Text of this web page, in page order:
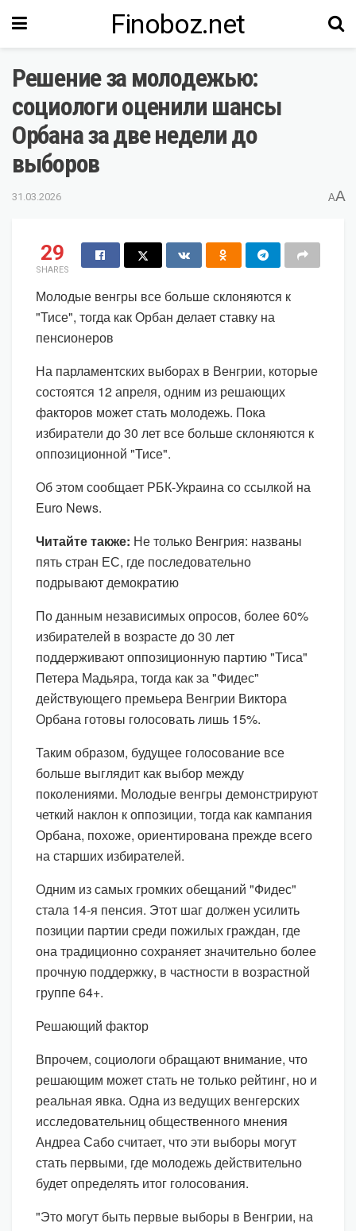
Finoboz.net
Решение за молодежью:
социологи оценили шансы
Орбана за две недели до
выборов
31.03.2026 AA
29
SHARES
Молодые венгры все больше склоняются к
"Тисе", тогда как Орбан делает ставку на
пенсионеров
На парламентских выборах в Венгрии, которые
состоятся 12 апреля, одним из решающих
факторов может стать молодежь. Пока
избиратели до 30 лет все больше склоняются к
оппозиционной "Тисе".
Об этом сообщает РБК-Украина со ссылкой на
Euro News.
Читайте также: Не только Венгрия: названы
пять стран ЕС, где последовательно
подрывают демократию
По данным независимых опросов, более 60%
избирателей в возрасте до 30 лет
поддерживают оппозиционную партию "Тиса"
Петера Мадьяра, тогда как за "Фидес"
действующего премьера Венгрии Виктора
Орбана готовы голосовать лишь 15%.
Таким образом, будущее голосование все
больше выглядит как выбор между
поколениями. Молодые венгры демонстрируют
четкий наклон к оппозиции, тогда как кампания
Орбана, похоже, ориентирована прежде всего
на старших избирателей.
Одним из самых громких обещаний "Фидес"
стала 14-я пенсия. Этот шаг должен усилить
позиции партии среди пожилых граждан, где
она традиционно сохраняет значительно более
прочную поддержку, в частности в возрастной
группе 64+.
Решающий фактор
Впрочем, социологи обращают внимание, что
решающим может стать не только рейтинг, но и
реальная явка. Одна из ведущих венгерских
исследовательниц общественного мнения
Андреа Сабо считает, что эти выборы могут
стать первыми, где молодежь действительно
будет определять итог голосования.
"Это могут быть первые выборы в Венгрии, на